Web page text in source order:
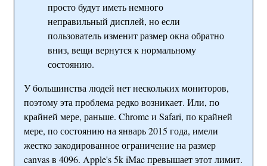
просто будут иметь немного
неправильный дисплей, но если
пользователь изменит размер окна обратно
вниз, вещи вернутся к нормальному
состоянию.
У большинства людей нет нескольких мониторов,
поэтому эта проблема редко возникает. Или, по
крайней мере, раньше. Chrome и Safari, по крайней
мере, по состоянию на январь 2015 года, имели
жестко закодированное ограничение на размер
canvas в 4096. Apple's 5k iMac превышает этот лимит.